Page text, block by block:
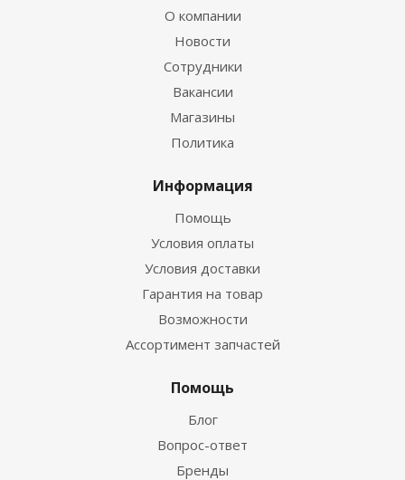
О компании
Новости
Сотрудники
Вакансии
Магазины
Политика
Информация
Помощь
Условия оплаты
Условия доставки
Гарантия на товар
Возможности
Ассортимент запчастей
Помощь
Блог
Вопрос-ответ
Бренды